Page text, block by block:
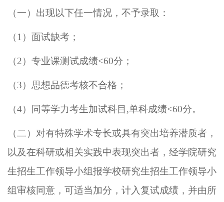
（一）出现以下任一情况，不予录取：
（1 ）面试缺考；
（2）专业课测试成绩<60分；
（3） 思想品德考核不合格 ；
（4） 同等学力考生加试科目 ,单科成绩<60分。
（二） 对有特殊学术专长或具有突出培养潜质者，
以及在科研或相关实践中表现突出者，经学院研究
生招生工作领导小组报学校研究生招生工作领导小
组审核同意，可适当加分，计入复试成绩，并由所